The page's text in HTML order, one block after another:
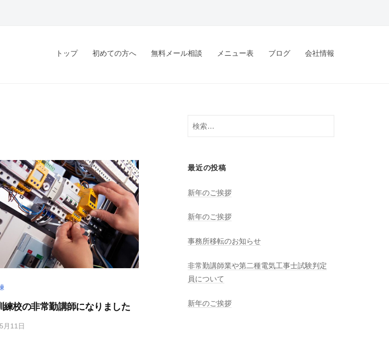
トップ 初めての方へ 無料メール相談 メニュー表 ブログ 会社情報
練校の非常勤講師になりました
月11日
検
索:
最近の投稿
新年のご挨拶
新年のご挨拶
事務所移転のお知らせ
非常勤講師業や第二種電気工事士試験判定
員について
新年のご挨拶